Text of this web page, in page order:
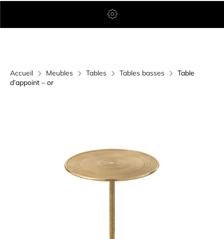
Accueil Meubles Tables Tables basses
Table
d’appoint – or